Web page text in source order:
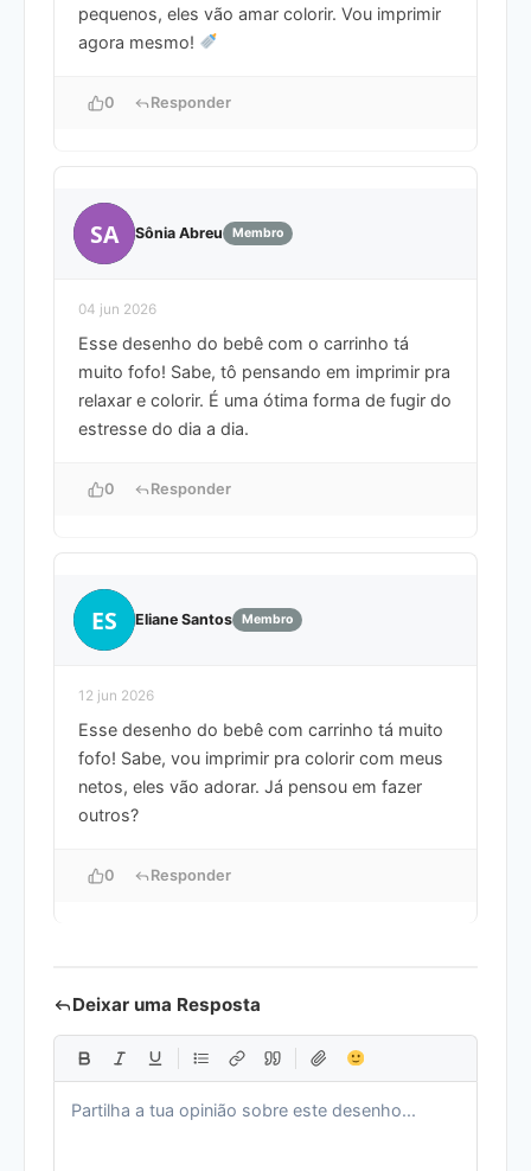
pequenos, eles vão amar colorir. Vou imprimir
agora mesmo!
0 Responder
SA Sônia Abreu Membro
04 jun 2026
Esse desenho do bebê com o carrinho tá
muito fofo! Sabe, tô pensando em imprimir pra
relaxar e colorir. É uma ótima forma de fugir do
estresse do dia a dia.
0 Responder
ES Eliane Santos Membro
12 jun 2026
Esse desenho do bebê com carrinho tá muito
fofo! Sabe, vou imprimir pra colorir com meus
netos, eles vão adorar. Já pensou em fazer
outros?
0 Responder
Deixar uma Resposta